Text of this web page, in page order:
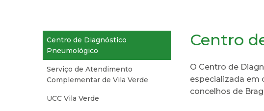
Centro de Diagnóstico
Pneumológico
Serviço de Atendimento
Complementar de Vila Verde
UCC Vila Verde
Centro
O Centro de
especializada em
concelhos de